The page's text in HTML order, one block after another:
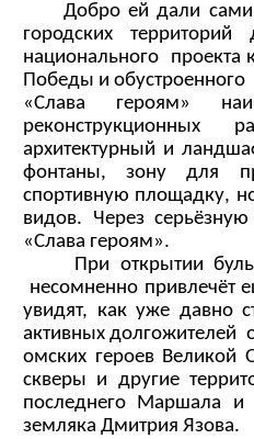
Добро ей дали сами
городских
национального проекта
Победы и
«Слава героям»
реконструкционных
архитектурный и
фонтаны, зону для
спортивную площадку,
видов. Через
«Слава героям».
При открытии
несомненно привлечёт
увидят, как уже давно
активных долгожителей
омских героев Великой
скверы и другие
последнего Маршала
земляка Дмитрия Язова.